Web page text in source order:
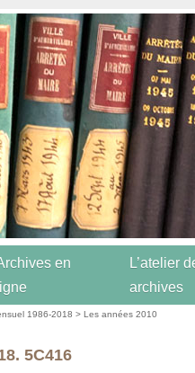
en
ligne
L’atelier
archives
1986-2018 >Les années 2010
5C416